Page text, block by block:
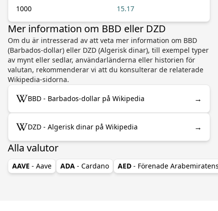
1000 15.17
Mer information om BBD eller DZD
Om du är intresserad av att veta mer information om BBD
(Barbados-dollar) eller DZD (Algerisk dinar), till exempel typer
av mynt eller sedlar, användarländerna eller historien för
valutan, rekommenderar vi att du konsulterar de relaterade
Wikipedia-sidorna.
BBD - Barbados-dollar på Wikipedia →
DZD - Algerisk dinar på Wikipedia →
Alla valutor
AAVE - Aave ADA - Cardano AED - Förenade